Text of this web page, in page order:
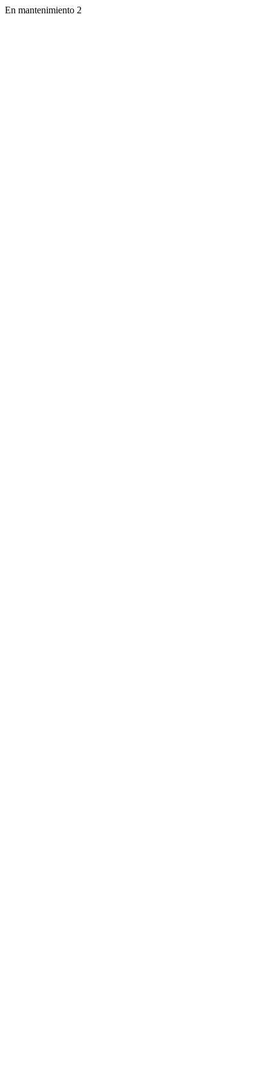
En mantenimiento 2